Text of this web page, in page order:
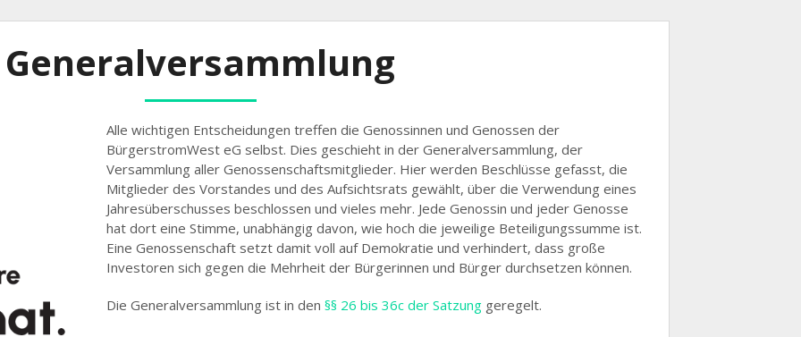
Generalversammlung
Alle wichtigen Entscheidungen treffen die Genossinnen und Genossen der
BürgerstromWest eG selbst. Dies geschieht in der Generalversammlung, der
Versammlung aller Genossenschaftsmitglieder. Hier werden Beschlüsse gefasst, die
Mitglieder des Vorstandes und des Aufsichtsrats gewählt, über die Verwendung eines
Jahresüberschusses beschlossen und vieles mehr. Jede Genossin und jeder Genosse
hat dort eine Stimme, unabhängig davon, wie hoch die jeweilige Beteiligungssumme ist.
Eine Genossenschaft setzt damit voll auf Demokratie und verhindert, dass große
Investoren sich gegen die Mehrheit der Bürgerinnen und Bürger durchsetzen können.
Die Generalversammlung ist in den §§ 26 bis 36c der Satzung geregelt.